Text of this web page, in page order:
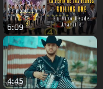
6:09
4:45